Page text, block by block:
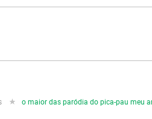
o maior das paródia do pica-pau meu